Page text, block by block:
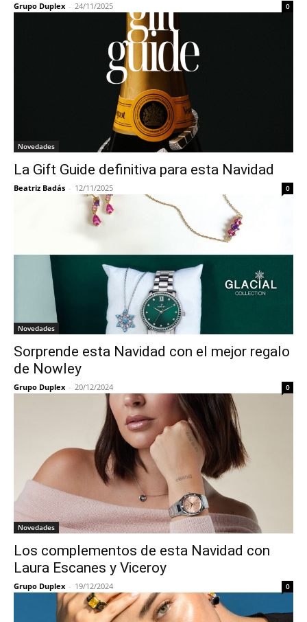
Grupo Duplex - 24/11/2025 0
Novedades
La Gift Guide definitiva para esta Navidad
Beatriz Badás - 12/11/2025 0
Novedades
Sorprende esta Navidad con el mejor regalo
de Nowley
Grupo Duplex - 20/12/2024 0
Novedades
Los complementos de esta Navidad con
Laura Escanes y Viceroy
Grupo Duplex - 19/12/2024 0